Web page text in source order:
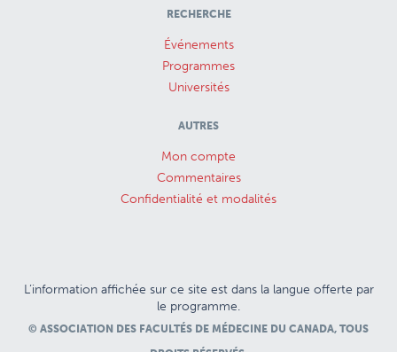
RECHERCHE
Événements
Programmes
Universités
AUTRES
Mon compte
Commentaires
Confidentialité et modalités
L’information affichée sur ce site est dans la langue offerte par
le programme.
© ASSOCIATION DES FACULTÉS DE MÉDECINE DU CANADA, TOUS